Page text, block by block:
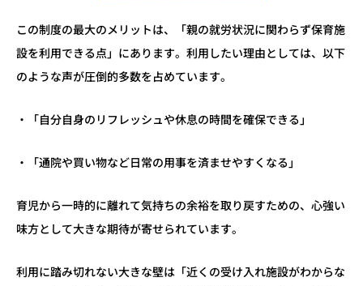
この制度の最大のメリットは、「親の就労状況に関わらず保育施
設を利用できる点」にあります。利用したい理由としては、以下
のような声が圧倒的多数を占めています。
・「自分自身のリフレッシュや休息の時間を確保できる」
・「通院や買い物など日常の用事を済ませやすくなる」
育児から一時的に離れて気持ちの余裕を取り戻すための、心強い
味方として大きな期待が寄せられています。
利用に踏み切れない大きな壁は「近くの受け入れ施設がわからな